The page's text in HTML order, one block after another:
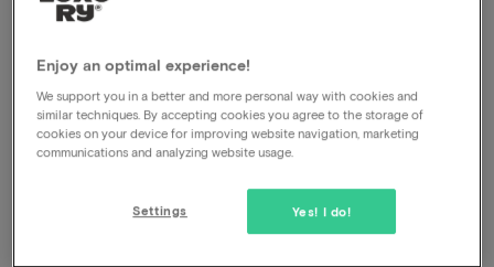
Wanneer ontvang ik mijn
bonuscode(s) van de
cadeaukaart actie?
Enjoy an optimal experience!
We support you in a better and more personal way with cookies and
similar techniques. By accepting cookies you agree to the storage of
cookies on your device for improving website navigation, marketing
communications and analyzing website usage.
Yes! I do!
Settings